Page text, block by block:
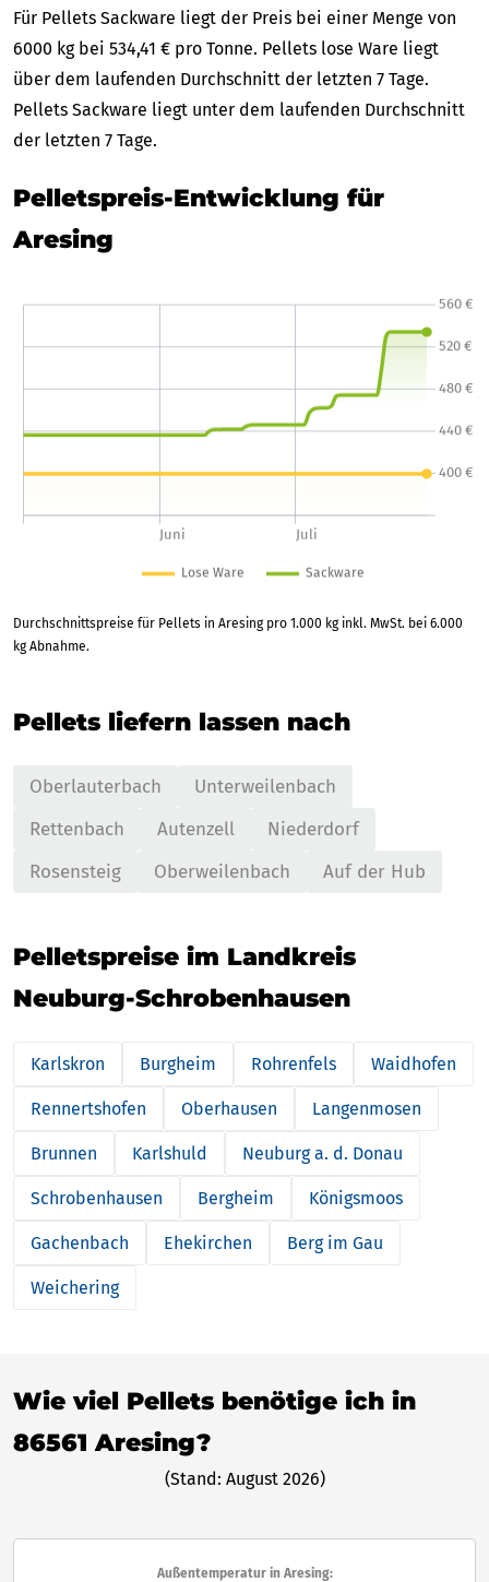
Für Pellets Sackware liegt der Preis bei einer Menge von
6000 kg bei 534,41 € pro Tonne. Pellets lose Ware liegt
über dem laufenden Durchschnitt der letzten 7 Tage.
Pellets Sackware liegt unter dem laufenden Durchschnitt
der letzten 7 Tage.
Pelletspreis-Entwicklung für
Aresing
Durchschnittspreise für Pellets in Aresing pro 1.000 kg inkl. MwSt. bei 6.000
kg Abnahme.
Pellets liefern lassen nach
Oberlauterbach
Unterweilenbach
Rettenbach
Autenzell
Niederdorf
Rosensteig
Oberweilenbach Auf der Hub
Pelletspreise im Landkreis
Neuburg-Schrobenhausen
Karlskron Burgheim Rohrenfels Waidhofen
Rennertshofen Oberhausen Langenmosen
Brunnen Karlshuld Neuburg a. d. Donau
Schrobenhausen Bergheim Königsmoos
Gachenbach Ehekirchen Berg im Gau
Weichering
Wie viel Pellets benötige ich in
86561 Aresing?
(Stand: August 2026)
Außentemperatur in Aresing: